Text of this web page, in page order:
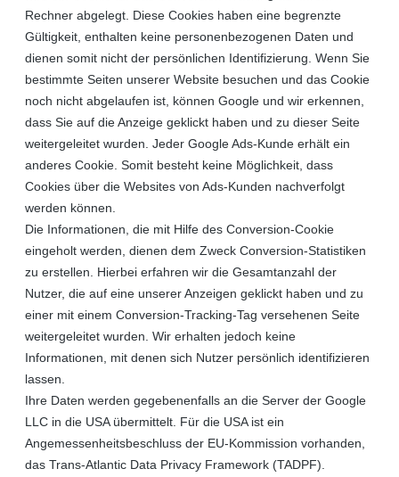
Rechner abgelegt. Diese Cookies haben eine begrenzte
Gültigkeit, enthalten keine personenbezogenen Daten und
dienen somit nicht der persönlichen Identifizierung. Wenn Sie
bestimmte Seiten unserer Website besuchen und das Cookie
noch nicht abgelaufen ist, können Google und wir erkennen,
dass Sie auf die Anzeige geklickt haben und zu dieser Seite
weitergeleitet wurden. Jeder Google Ads-Kunde erhält ein
anderes Cookie. Somit besteht keine Möglichkeit, dass
Cookies über die Websites von Ads-Kunden nachverfolgt
werden können.
Die Informationen, die mit Hilfe des Conversion-Cookie
eingeholt werden, dienen dem Zweck Conversion-Statistiken
zu erstellen. Hierbei erfahren wir die Gesamtanzahl der
Nutzer, die auf eine unserer Anzeigen geklickt haben und zu
einer mit einem Conversion-Tracking-Tag versehenen Seite
weitergeleitet wurden. Wir erhalten jedoch keine
Informationen, mit denen sich Nutzer persönlich identifizieren
lassen.
Ihre Daten werden gegebenenfalls an die Server der Google
LLC in die USA übermittelt. Für die USA ist ein
Angemessenheitsbeschluss der EU-Kommission vorhanden,
das Trans-Atlantic Data Privacy Framework (TADPF).